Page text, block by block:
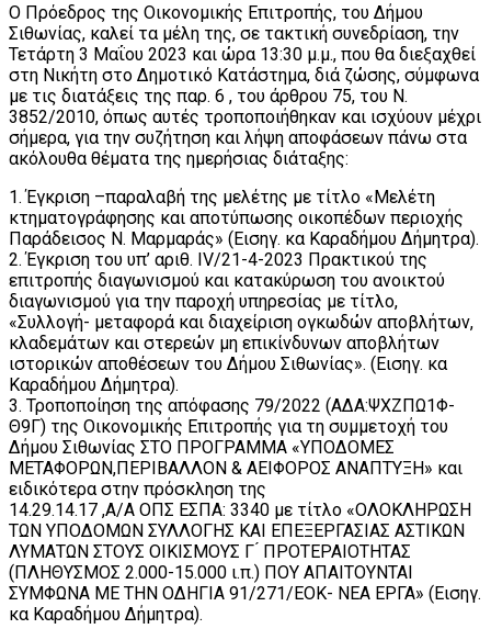
Ο Πρόεδρος της Οικονομικής Επιτροπής, του Δήμου
Σιθωνίας, καλεί τα μέλη της, σε τακτική συνεδρίαση, την
Τετάρτη 3 Μαΐου 2023 και ώρα 13:30 μ.μ., που θα διεξαχθεί
στη Νικήτη στο Δημοτικό Κατάστημα, διά ζώσης, σύμφωνα
με τις διατάξεις της παρ. 6 , του άρθρου 75, του Ν.
3852/2010, όπως αυτές τροποποιήθηκαν και ισχύουν μέχρι
σήμερα, για την συζήτηση και λήψη αποφάσεων πάνω στα
ακόλουθα θέματα της ημερήσιας διάταξης:
1. Έγκριση –παραλαβή της μελέτης με τίτλο «Μελέτη
κτηματογράφησης και αποτύπωσης οικοπέδων περιοχής
Παράδεισος Ν. Μαρμαράς» (Εισηγ. κα Καραδήμου Δήμητρα).
2. Έγκριση του υπ’ αριθ. IV/21-4-2023 Πρακτικού της
επιτροπής διαγωνισμού και κατακύρωση του ανοικτού
διαγωνισμού για την παροχή υπηρεσίας με τίτλο,
«Συλλογή- μεταφορά και διαχείριση ογκωδών αποβλήτων,
κλαδεμάτων και στερεών μη επικίνδυνων αποβλήτων
ιστορικών αποθέσεων του Δήμου Σιθωνίας». (Εισηγ. κα
Καραδήμου Δήμητρα).
3. Τροποποίηση της απόφασης 79/2022 (ΑΔΑ:ΨΧΖΠΩ1Φ-
Θ9Γ) της Οικονομικής Επιτροπής για τη συμμετοχή του
Δήμου Σιθωνίας ΣΤΟ ΠΡΟΓΡΑΜΜΑ «ΥΠΟΔΟΜΕΣ
ΜΕΤΑΦΟΡΩΝ,ΠΕΡΙΒΑΛΛΟΝ & ΑΕΙΦΟΡΟΣ ΑΝΑΠΤΥΞΗ» και
ειδικότερα στην πρόσκληση της
14.29.14.17 ,Α/Α ΟΠΣ ΕΣΠΑ: 3340 με τίτλο «ΟΛΟΚΛΗΡΩΣΗ
ΤΩΝ ΥΠΟΔΟΜΩΝ ΣΥΛΛΟΓΗΣ ΚΑΙ ΕΠΕΞΕΡΓΑΣΙΑΣ ΑΣΤΙΚΩΝ
ΛΥΜΑΤΩΝ ΣΤΟΥΣ ΟΙΚΙΣΜΟΥΣ Γ ́ ΠΡΟΤΕΡΑΙΟΤΗΤΑΣ
(ΠΛΗΘΥΣΜΟΣ 2.000-15.000 ι.π.) ΠΟΥ ΑΠΑΙΤΟΥΝΤΑΙ
ΣΥΜΦΩΝΑ ΜΕ ΤΗΝ ΟΔΗΓΙΑ 91/271/ΕΟΚ- ΝΕΑ ΕΡΓΑ» (Εισηγ.
κα Καραδήμου Δήμητρα).